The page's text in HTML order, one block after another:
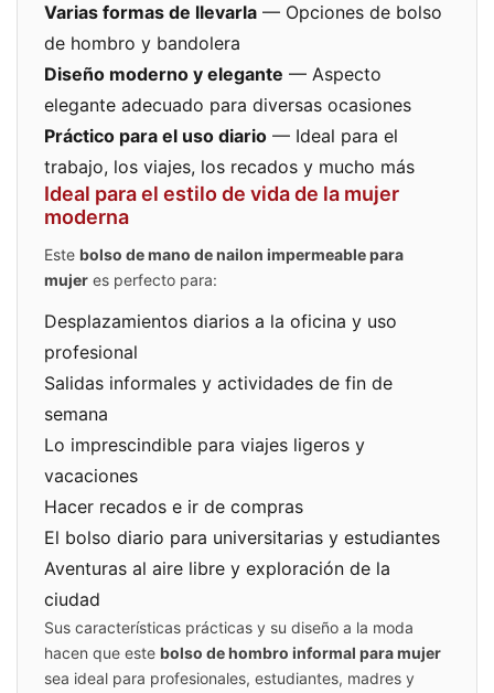
Varias formas de llevarla — Opciones de bolso
de hombro y bandolera
Diseño moderno y elegante — Aspecto
elegante adecuado para diversas ocasiones
Práctico para el uso diario — Ideal para el
trabajo, los viajes, los recados y mucho más
Ideal para el estilo de vida de la mujer
moderna
Este bolso de mano de nailon impermeable para
mujer es perfecto para:
Desplazamientos diarios a la oficina y uso
profesional
Salidas informales y actividades de fin de
semana
Lo imprescindible para viajes ligeros y
vacaciones
Hacer recados e ir de compras
El bolso diario para universitarias y estudiantes
Aventuras al aire libre y exploración de la
ciudad
Sus características prácticas y su diseño a la moda
hacen que este bolso de hombro informal para mujer
sea ideal para profesionales, estudiantes, madres y